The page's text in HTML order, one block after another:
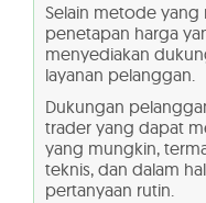
Selain metode
penetapan harga
menyediakan
layanan pelanggan.
Dukungan
trader yang dapat
yang mungkin,
teknis, dan dalam
pertanyaan rutin.